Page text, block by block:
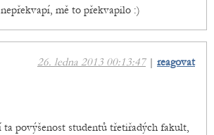
mě to překvapilo :)
26. ledna 2013 00:13:47| reagovat
povýšenost studentů třetiřadých fakult,